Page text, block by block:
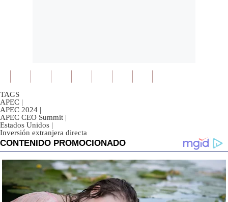
TAGS
APEC |
APEC 2024 |
APEC CEO Summit |
Estados Unidos |
Inversión extranjera directa